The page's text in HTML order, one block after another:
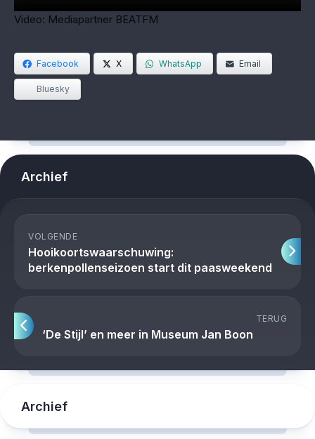
Video: Mediapartner BEATFM
Facebook X WhatsApp Email
Bluesky
Archief
VOLGENDE
Hooikoortswaarschuwing:
berkenpollenseizoen start dit paasweekend
TERUG
‘De Stijl’ en meer in Museum Jan Boon
Archief